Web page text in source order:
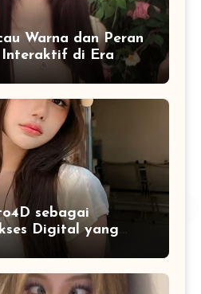
Warna dan Peran
Interaktif di Era
Modern
sebagai
Digital yang
Cepat